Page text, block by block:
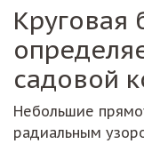
Круговая
садовой
Небольшие
радиальным